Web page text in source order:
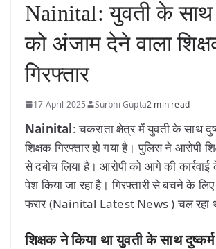
Nainital: युवती के साथ
को अंजाम देने वाला
गिरफ्तार
17 April 2025 Surbhi Gupta2 min read
Nainital: चकराता क्षेत्र में युवती के साथ
शिक्षक गिरफ्तार हो गया है। पुलिस ने आरोपी
से दबोच लिया है। आरोपी को आगे की कार्रवाई
पेश किया जा रहा है। गिरफ्तारी से बचने के लिए
फरार (Nainital Latest News ) चल रहा
शिक्षक ने किया था युवती के साथ